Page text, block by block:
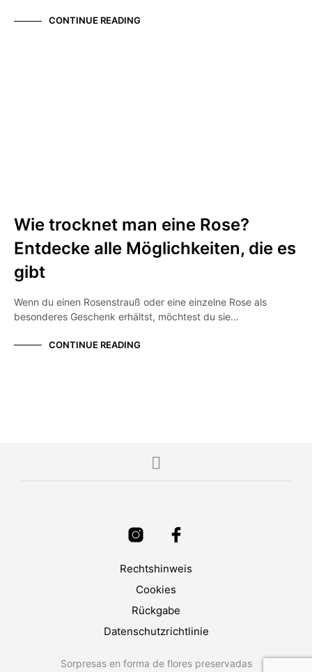
CONTINUE READING
Wie trocknet man eine Rose?
Entdecke alle Möglichkeiten, die es
gibt
Wenn du einen Rosenstrauß oder eine einzelne Rose als
besonderes Geschenk erhältst, möchtest du sie…
CONTINUE READING
Rechtshinweis
Cookies
Rückgabe
Datenschutzrichtlinie
Sorpresas en forma de flores preservadas